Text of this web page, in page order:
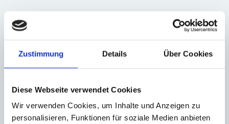
Zustimmung Details Über Cookies
Diese Webseite verwendet Cookies
Wir verwenden Cookies, um Inhalte und Anzeigen zu
personalisieren, Funktionen für soziale Medien anbieten